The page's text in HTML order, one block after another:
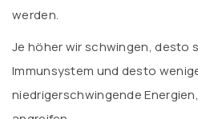
werden.
Je höher wir schwingen, desto
Immunsystem und desto
niedrigerschwingende